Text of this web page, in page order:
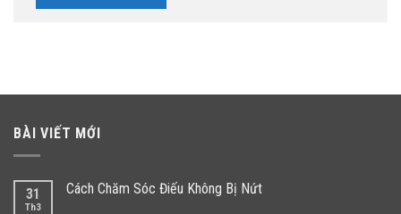
BÀI VIẾT MỚI
31
Th3
Cách Chăm Sóc Điếu Không Bị Nứt